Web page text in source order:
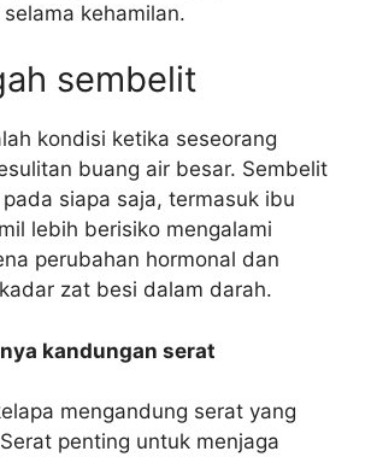
kehamilan.
sembelit
kondisi ketika seseorang
buang air besar. Sembelit
siapa saja, termasuk ibu
lebih berisiko mengalami
perubahan hormonal dan
zat besi dalam darah.
kandungan serat
mengandung serat yang
penting untuk menjaga